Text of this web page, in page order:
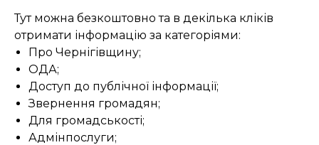
Тут можна безкоштовно та в декілька кліків
отримати інформацію за категоріями:
Про Чернігівщину;
ОДА;
Доступ до публічної інформації;
Звернення громадян;
Для громадськості;
Адмінпослуги;